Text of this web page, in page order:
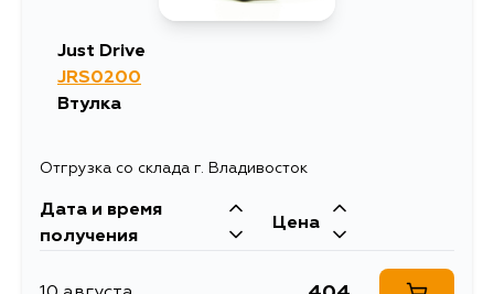
Just Drive
JRS0200
Втулка
Отгрузка со склада г. Владивосток
Дата и время
получения
Цена